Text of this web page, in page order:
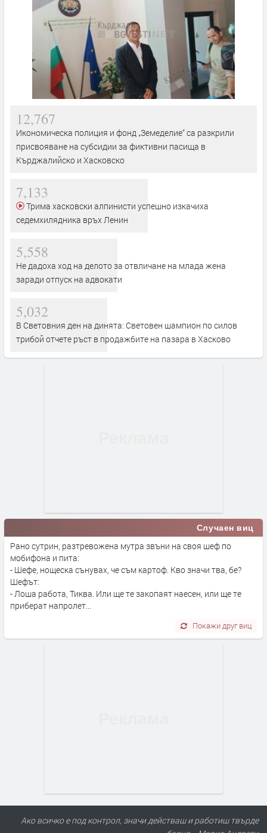
12,767
Икономическа полиция и фонд „Земеделие“ са разкрили
присвояване на субсидии за фиктивни пасища в
Кърджалийско и Хасковско
7,133
седемхилядника връх Ленин
5,558
Не дадоха ход на делото за отвличане на млада жена
заради отпуск на адвокати
5,032
В Световния ден на динята: Световен шампион по силов
трибой отчете ръст в продажбите на пазара в Хасково
Случаен виц
Рано сутрин, разтревожена мутра звъни на своя шеф по
мобифона и пита:
- Шефе, нощеска сънувах, че съм картоф. Кво значи тва, бе?
Шефът:
- Лоша работа, Тиква. Или ще те закопаят наесен, или ще те
приберат напролет...
Покажи друг виц
Ако всичко е под контрол, значи действаш и работиш твърде